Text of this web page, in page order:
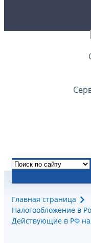
Главная страница
Налогообложение в
Действующие в РФ